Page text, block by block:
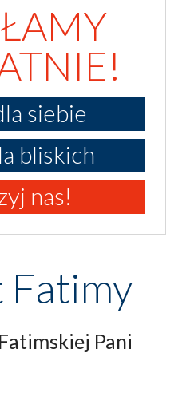
siebie
bliskich
nas!
Pani